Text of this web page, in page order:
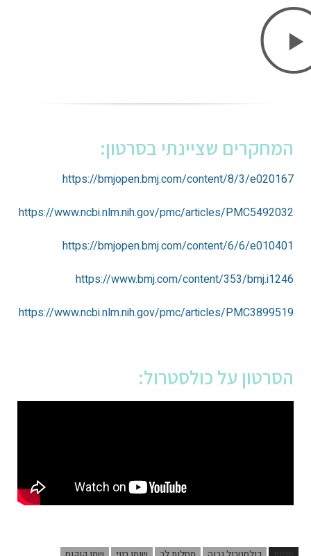
המחקרים שציינתי בסרטון:
https://bmjopen.bmj.com/content/8/3/e020167
https://www.ncbi.nlm.nih.gov/pmc/articles/PMC5492032
https://bmjopen.bmj.com/content/6/6/e010401
https://www.bmj.com/content/353/bmj.i1246
https://www.ncbi.nlm.nih.gov/pmc/articles/PMC3899519
הסרטון על כולסטרול: